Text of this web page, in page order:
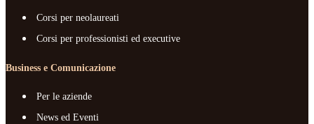
Corsi per neolaureati
Corsi per professionisti ed executive
Business e Comunicazione
Per le aziende
News ed Eventi